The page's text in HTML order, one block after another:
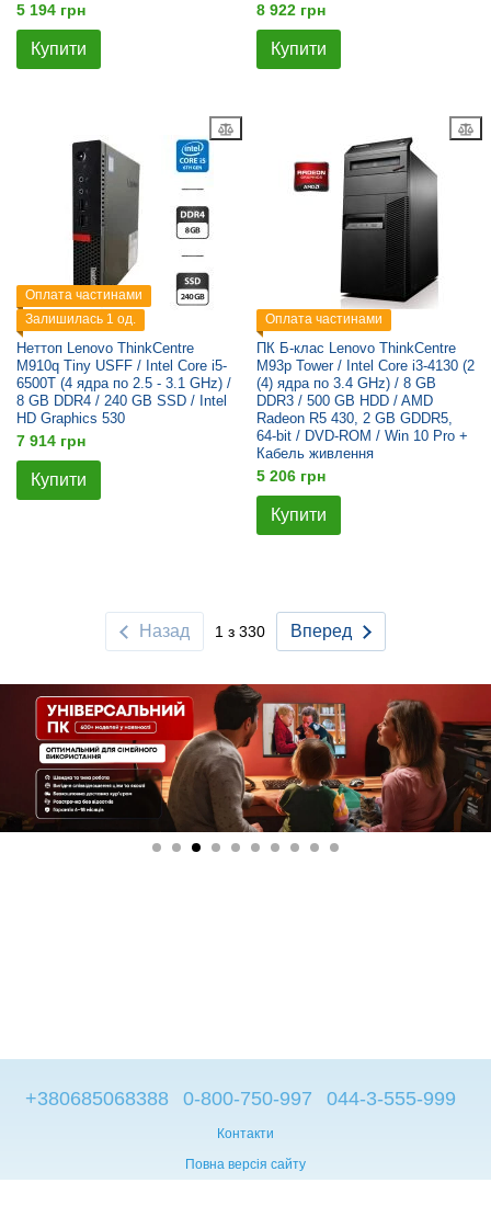
5 194 грн
Купити
8 922 грн
Купити
Оплата частинами
Залишилась 1 од.
Неттоп Lenovo ThinkCentre
M910q Tiny USFF / Intel Core i5-
6500T (4 ядра по 2.5 - 3.1 GHz) /
8 GB DDR4 / 240 GB SSD / Intel
HD Graphics 530
7 914 грн
Купити
Оплата частинами
ПК Б-клас Lenovo ThinkCentre
M93p Tower / Intel Core i3-4130 (2
(4) ядра по 3.4 GHz) / 8 GB
DDR3 / 500 GB HDD / AMD
Radeon R5 430, 2 GB GDDR5,
64-bit / DVD-ROM / Win 10 Pro +
Кабель живлення
5 206 грн
Купити
Назад 1 з 330 Вперед
+380685068388 0-800-750-997 044-3-555-999
Контакти
Повна версія сайту